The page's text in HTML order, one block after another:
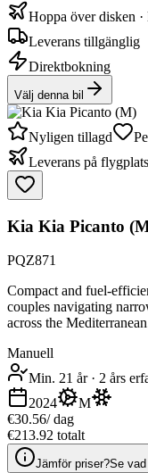
Hoppa över disken
Leverans tillgänglig
Direktbokning
Välj denna bil
Nyligen tillagd
Leverans på flygplats
Kia Kia Picanto
PQZ871
Compact and fuel-
couples navigating
across the
Manuell
Min. 21 år· 2 års
2024
M
€30.56/ dag
€213.92 totalt
Jämför priser?Se